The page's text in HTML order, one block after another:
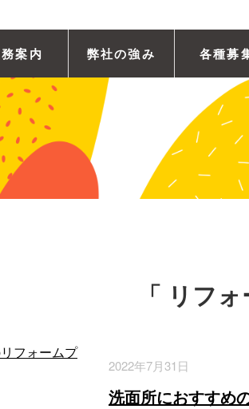
案内 弊社の強み 各種募
「 リフ
2022年7月31日
洗面所におすすめ